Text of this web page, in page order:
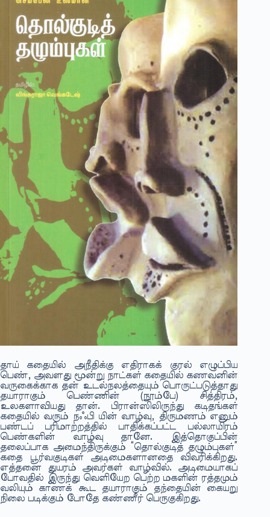
தாய் கதையில் அநீதிக்கு எதிராகக் குரல் எழுப்பிய
பெண், அவளது மூன்று நாட்கள் கதையில் கணவனின்
வருகைக்காக தன் உடல்நலத்தையும் பொருட்படுத்தாது
தயாராகும் பெண்ணின் (நூம்பே) சித்திரம்,
உலகளாவியது தான். பிரான்ஸிலிருந்து கடிதங்கள்
கதையில் வரும் நஃபி யின் வாழ்வு, திருமணம் எனும்
பண்டப் பரிமாற்றத்தில் பாதிக்கப்பட்ட பல்லாயிரம்
பெண்களின் வாழ்வு தானே. இத்தொகுப்பின்
தலைப்பாக அமைந்திருக்கும் “தொல்குடித் தழும்புகள்”
கதை பூர்வகுடிகள் அடிமைகளானதை விவரிக்கிறது.
எத்தனை துயரம் அவர்கள் வாழ்வில். அடிமையாகப்
போவதில் இருந்து வெளியேற பெற்ற மகளின் ரத்தமும்
வலியும் காணக் கூட தயாராகும் தந்தையின் கையறு
நிலை படிக்கும் போதே கண்ணீர் பெருகுகிறது.